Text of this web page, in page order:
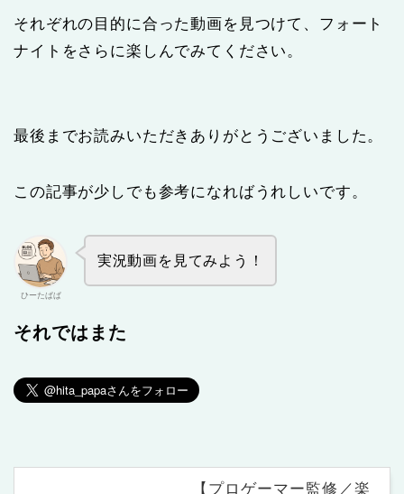
それぞれの目的に合った動画を見つけて、フォート
ナイトをさらに楽しんでみてください。
最後までお読みいただきありがとうございました。
この記事が少しでも参考になればうれしいです。
ひーたぱぱ
実況動画を見てみよう！
それではまた
【プロゲーマー監修／楽